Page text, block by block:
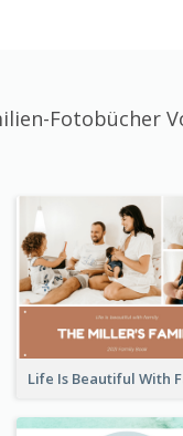
Fotobücher